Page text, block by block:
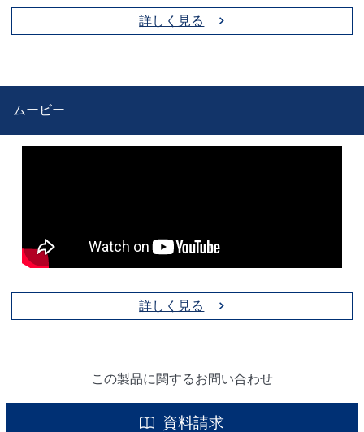
詳しく見る
ムービー
詳しく見る
この製品に関するお問い合わせ
資料請求